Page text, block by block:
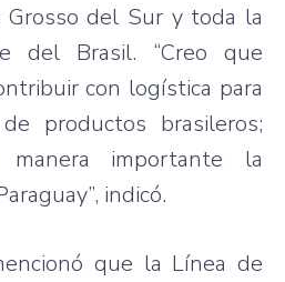
del Sur y toda la
del Brasil. “Creo que
con logística para
productos brasileros;
importante la
indicó.
que la Línea de